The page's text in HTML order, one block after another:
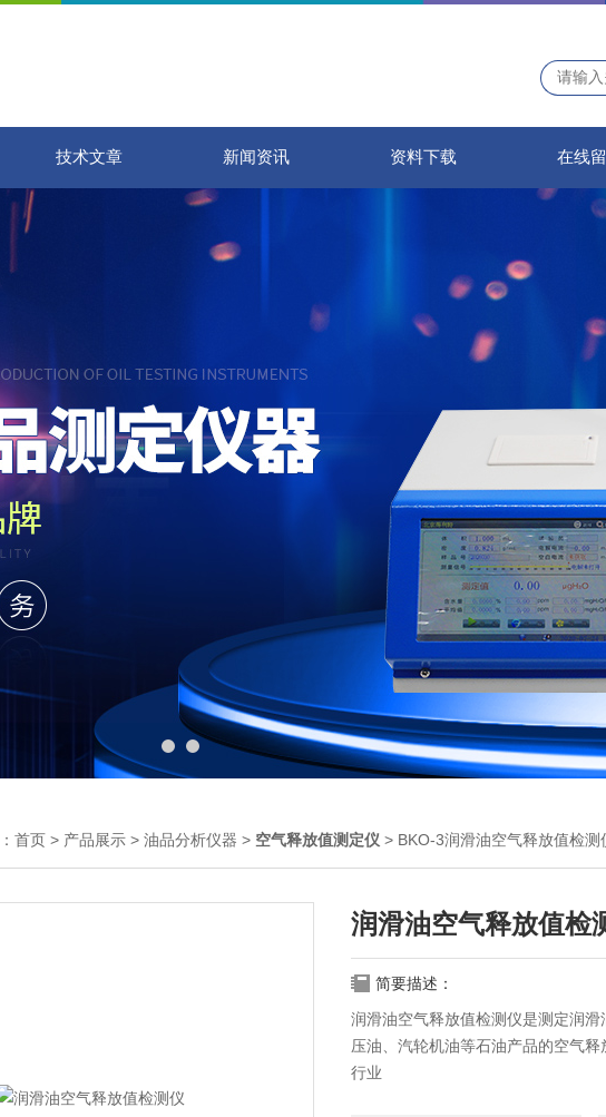
技术文章 新闻资讯 资料下载 在线
首页 > 产品展示 > 油品分析仪器 > 空气释放值测定仪 > BKO-3润滑油空气释放值检测
润滑油空气释放值检
简要描述：
润滑油空气释放值检测仪是测定润
压油、汽轮机油等石油产品的空气
行业